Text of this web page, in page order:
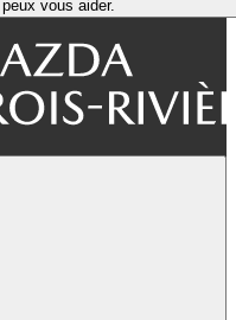
vous aider.